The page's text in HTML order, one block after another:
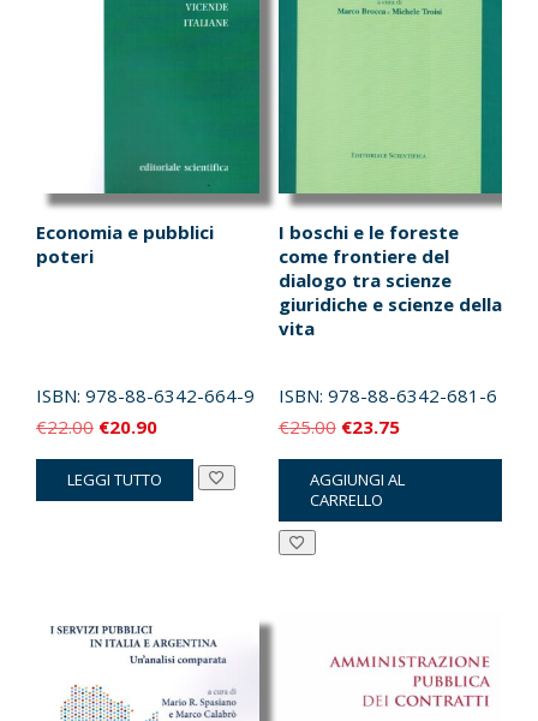
Economia e pubblici
poteri
ISBN: 978-88-6342-664-9
€22.00 Il
prezzo
originale
€20.90Il
prezzo
attuale
LEGGI TUTTO
I boschi e le foreste
come frontiere del
dialogo tra scienze
giuridiche e scienze della
vita
ISBN: 978-88-6342-681-6
€25.00 Il
prezzo
originale
era:
€23.75Il
prezzo
attuale
è:
AGGIUNGI AL
CARRELLO